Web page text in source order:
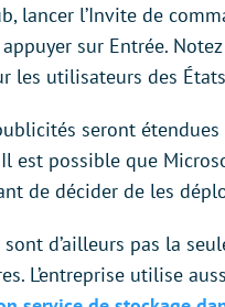
lancer l’Invite de
sur Entrée.
les utilisateurs des
seront
est possible que
de décider de les
d’ailleurs pas la
L’entreprise utilise